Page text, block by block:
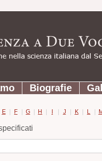
Biografie
E | F | G | H | I | J | K | L |